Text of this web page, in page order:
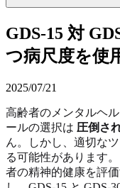
GDS-15 対
つ病尺度を使
2025/07/21
高齢者のメンタルヘ
ールの選択は 圧倒さ
ん。しかし、適切な
る可能性があります。
者の精神的健康を評